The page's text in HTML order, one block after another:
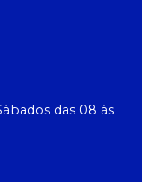
das 08 às